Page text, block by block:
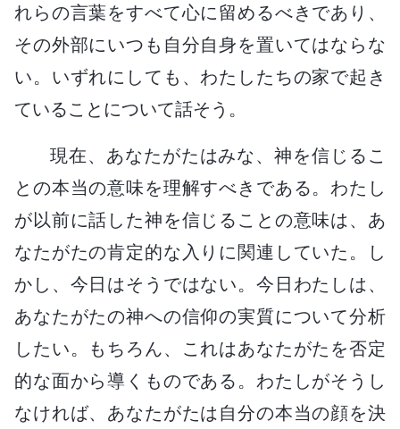
れらの言葉をすべて心に留めるべきであり、
その外部にいつも自分自身を置いてはならな
い。いずれにしても、わたしたちの家で起き
ていることについて話そう。
現在、あなたがたはみな、神を信じるこ
との本当の意味を理解すべきである。わたし
が以前に話した神を信じることの意味は、あ
なたがたの肯定的な入りに関連していた。し
かし、今日はそうではない。今日わたしは、
あなたがたの神への信仰の実質について分析
したい。もちろん、これはあなたがたを否定
的な面から導くものである。わたしがそうし
なければ、あなたがたは自分の本当の顔を決